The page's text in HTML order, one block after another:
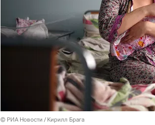
© РИА Новости / Кирилл Брага